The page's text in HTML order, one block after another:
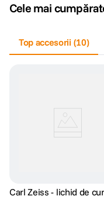
Cele mai
Top accesorii (10)
Carl Zeiss - lichid de